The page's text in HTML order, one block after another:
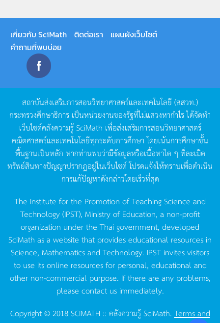
เกี่ยวกับ SciMath ติดต่อเรา
แผนผังเว็บไซต์
คำถามที่พบบ่อย
สถาบันส่งเสริมการสอนวิทยาศาสตร์และเทคโนโลยี (สสวท.)
กระทรวงศึกษาธิการ เป็นหน่วยงานของรัฐที่ไม่แสวงหากำไรได้จัดทำ
เว็บไซต์คลังความรู้SciMath เพื่อส่งเสริมการสอนวิทยาศาสตร์
คณิตศาสตร์และเทคโนโลยีทุกระดับการศึกษา โดยเน้นการศึกษาขั้น
พื้นฐานเป็นหลัก หากท่านพบว่ามีข้อมูลหรือเนื้อหาใด ๆ ที่ละเมิด
ทรัพย์สินทางปัญญาปรากฏอยู่ในเว็บไซต์โปรดแจ้งให้ทราบเพื่อดำเนิน
การแก้ปัญหาดังกล่าวโดยเร็วที่สุด
The Institute for the Promotion of Teaching Science and
Technology (IPST), Ministry of Education, a non-profit
organization under the Thai government, developed
SciMath as a website that provides educational resources in
Science, Mathematics and Technology. IPST invites visitors
to use its online resources for personal, educational and
other non-commercial purpose. If there are any problems,
please contact us immediately.
Copyright © 2018 SCIMATH :: คลังความรู้ SciMath.Terms and